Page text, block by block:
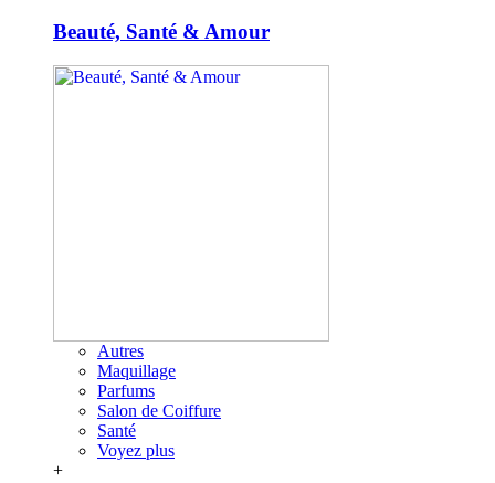
Beauté, Santé & Amour
Autres
Maquillage
Parfums
Salon de Coiffure
Santé
Voyez plus
+